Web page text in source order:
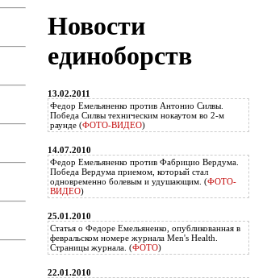
Новости
единоборств
13.02.2011
Федор Емельяненко против Антонио Силвы.
Победа Силвы техническим нокаутом во 2-м
раунде (ФОТО-ВИДЕО)
14.07.2010
Федор Емельяненко против Фабрицио Вердума.
Победа Вердума приемом, который стал
одновременно болевым и удушающим. (ФОТО-
ВИДЕО)
25.01.2010
Статья о Федоре Емельяненко, опубликованная в
февральском номере журнала Men's Health.
Страницы журнала. (ФОТО)
22.01.2010